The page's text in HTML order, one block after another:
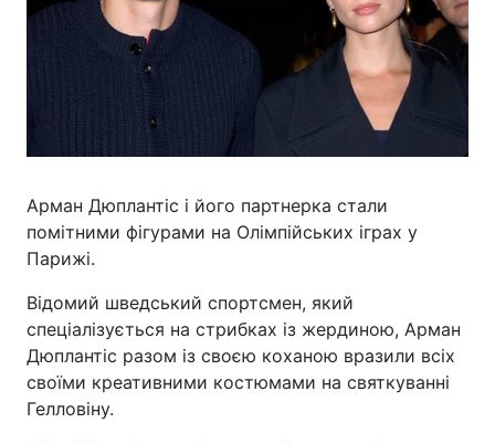
Арман Дюплантіс і його партнерка стали
помітними фігурами на Олімпійських іграх у
Парижі.
Відомий шведський спортсмен, який
спеціалізується на стрибках із жердиною, Арман
Дюплантіс разом із своєю коханою вразили всіх
своїми креативними костюмами на святкуванні
Гелловіну.